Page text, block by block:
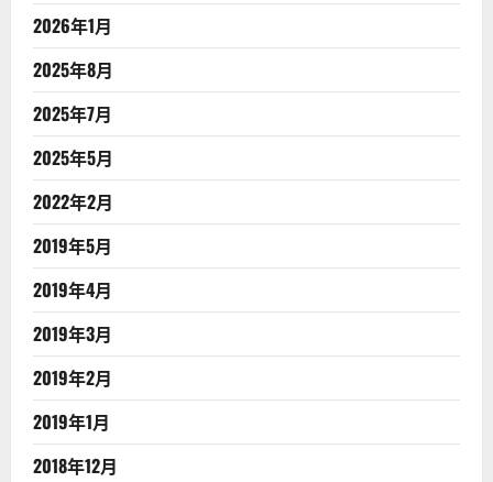
2026年1月
2025年8月
2025年7月
2025年5月
2022年2月
2019年5月
2019年4月
2019年3月
2019年2月
2019年1月
2018年12月